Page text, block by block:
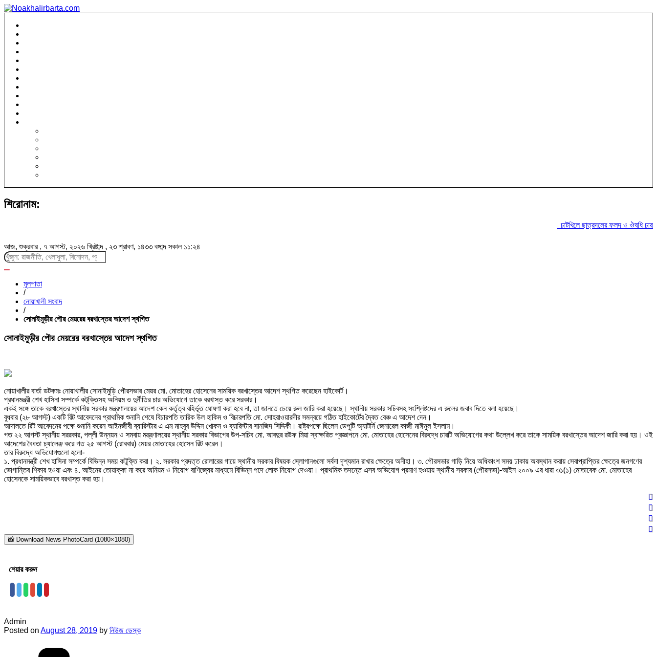
শিরোনাম:
চাটখিলে ছাত্রদলের ফলদ ও ঔষধি চারা
আজ, শুক্রবার , ৭ আগস্ট, ২০২৬ খ্রিষ্টাব্দ , ২৩ শ্রাবণ, ১৪৩৩ বঙ্গাব্দ সকাল ১১:২৪
মূলপাতা
/
নোয়াখালী সংবাদ
/
সোনাইমুড়ীর পৌর মেয়রের বরখাস্তের আদেশ স্থগিত
সোনাইমুড়ীর পৌর মেয়রের বরখাস্তের আদেশ স্থগিত
নোয়াখালীর বার্তা ডটকমঃ নোয়াখালীর সোনাইমুড়ি পৌরসভার মেয়র মো. মোতাহের হোসেনের সাময়িক বরখাস্তের আদেশ স্থগিত করেছেন হাইকোর্ট।
প্রধানমন্ত্রী শেখ হাসিনা সম্পর্কে কটূক্তিসহ অনিয়ম ও দুর্নীতির চার অভিযোগে তাকে বরখাস্ত করে সরকার।
একই সঙ্গে তাকে বরখাস্তের স্থানীয় সরকার মন্ত্রণালয়ের আদেশ কেন কর্তৃত্ব বহির্ভূত ঘোষণা করা হবে না, তা জানতে চেয়ে রুল জারি করা হয়েছে। স্থানীয় সরকার সচিবসহ সংশ্লিষ্টদের এ রুলের জবাব দিতে বলা হয়েছে।
বুধবার (২৮ আগস্ট) একটি রিট আবেদনের প্রাথমিক শুনানি শেষে বিচারপতি তারিক উল হাকিম ও বিচারপতি মো. সোহরাওয়ারদীর সমন্বয়ে গঠিত হাইকোর্টের দ্বৈত বেঞ্চ এ আদেশ দেন।
আদালতে রিট আবেদনের পক্ষে শুনানি করেন আইনজীবী ব্যারিস্টার এ এম মাহবুব উদ্দিন খোকন ও ব্যারিস্টার সানজিদ সিদ্দিকী। রাষ্ট্রপক্ষে ছিলেন ডেপুটি অ্যাটর্নি জেনারেল কাজী মাঈনুল ইসলাম।
গত ২২ আগস্ট স্থানীয় সররকার, পল্লী উন্নয়ন ও সমবায় মন্ত্রণালয়ের স্থানীয় সরকার বিভাগের উপ-সচিব মো. আবদুর রউফ মিয়া স্বাক্ষরিত প্রজ্ঞাপনে মো. মোতাহের হোসেনের বিরুদ্ধে চারটি অভিযোগের কথা উল্লেখ করে তাকে সাময়িক বরখাস্তের আদেশ জারি করা হয়। ওই
আদেশের বৈধতা চ্যালেঞ্জ করে গত ২৫ আগস্ট (রোববার) মেয়র মোতাহের হোসেন রিট করেন।
তার বিরুদ্ধে অভিযোগগুলো হলো-
১. প্রধানমন্ত্রী শেখ হাসিনা সম্পর্কে বিভিন্ন সময় কটূক্তি করা। ২. সরকার প্রদত্ত রোলারের গায়ে স্থানীয় সরকার বিষয়ক স্লোগানগুলো সর্বদা দৃশ্যমান রাখার ক্ষেত্রে অনীহা। ৩. পৌরসভার গাড়ি নিয়ে অধিকাংশ সময় ঢাকায় অবস্থান করায় সেবাপ্রাপ্তির ক্ষেত্রে জনগণের
ভোগান্তির শিকার হওয়া এবং ৪. আইনের তোয়াক্কা না করে অনিয়ম ও নিয়োগ বাণিজ্যের মাধ্যমে বিভিন্ন পদে লোক নিয়োগ দেওয়া। প্রাথমিক তদন্তে এসব অভিযোগ প্রমাণ হওয়ায় স্থানীয় সরকার (পৌরসভা)-আইন ২০০৯ এর ধারা ৩১(১) মোতাবেক মো. মোতাহের
হোসেনকে সাময়িকভাবে বরখাস্ত করা হয়।
📸 Download News PhotoCard (1080×1080)
শেয়ার করুন
Admin
Posted on August 28, 2019 by নিউজ ডেস্ক